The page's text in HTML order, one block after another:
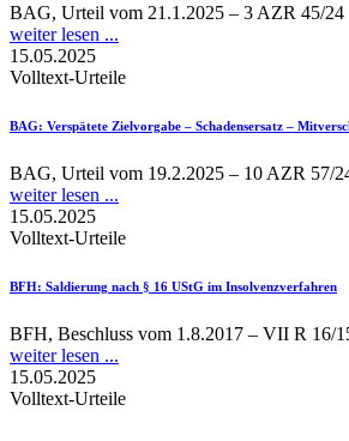
BAG, Urteil vom 21.1.2025 – 3 AZR 45/24
weiter lesen ...
15.05.2025
Volltext-Urteile
BAG: Verspätete Zielvorgabe – Schadensersatz –
BAG, Urteil vom 19.2.2025 – 10 AZR 57/
weiter lesen ...
15.05.2025
Volltext-Urteile
BFH: Saldierung nach § 16 UStG im Insolvenzverfahren
BFH, Beschluss vom 1.8.2017 – VII R 16/
weiter lesen ...
15.05.2025
Volltext-Urteile